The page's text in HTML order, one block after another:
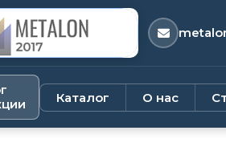
Каталог О нас